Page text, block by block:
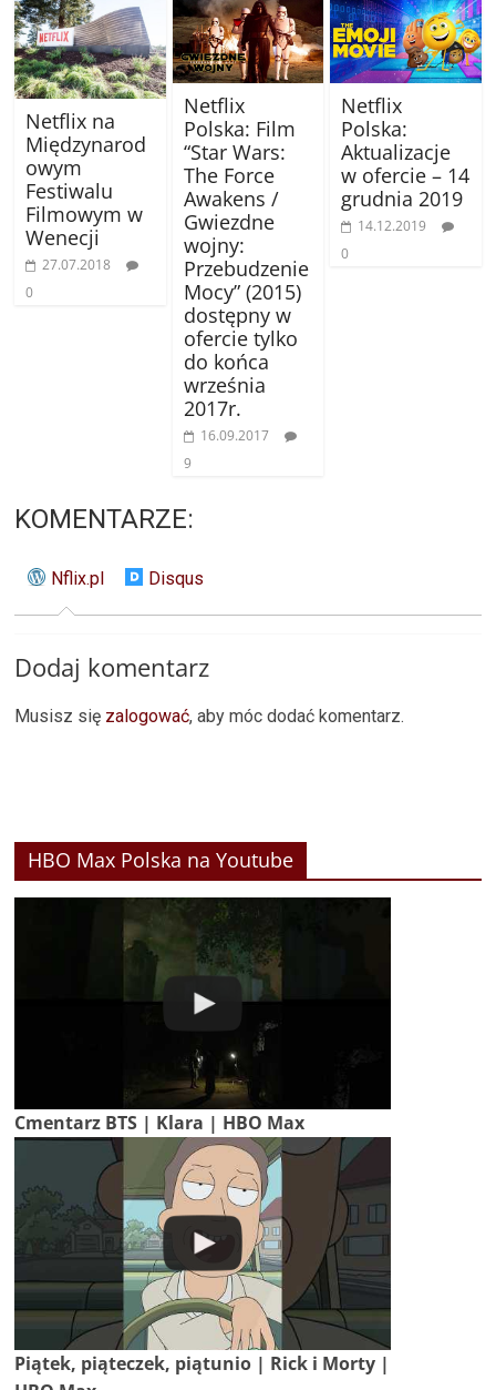
Netflix na
Międzynarod
owym
Festiwalu
Filmowym w
Wenecji
27.07.2018
0
Netflix
Polska: Film
“Star Wars:
The Force
Awakens /
Gwiezdne
wojny:
Przebudzenie
Mocy” (2015)
dostępny w
ofercie tylko
do końca
września
2017r.
16.09.2017
9
Netflix
Polska:
Aktualizacje
w ofercie – 14
grudnia 2019
14.12.2019
0
KOMENTARZE:
Nflix.pl Disqus
Dodaj komentarz
Musisz się zalogować, aby móc dodać komentarz.
HBO Max Polska na Youtube
Cmentarz BTS | Klara | HBO Max
Piątek, piąteczek, piątunio | Rick i Morty |